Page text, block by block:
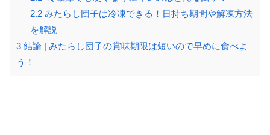
2.2みたらし団子は冷凍できる！日持ち期間や解凍方法
を解説
3 結論 | みたらし団子の賞味期限は短いので早めに食べよ
う！